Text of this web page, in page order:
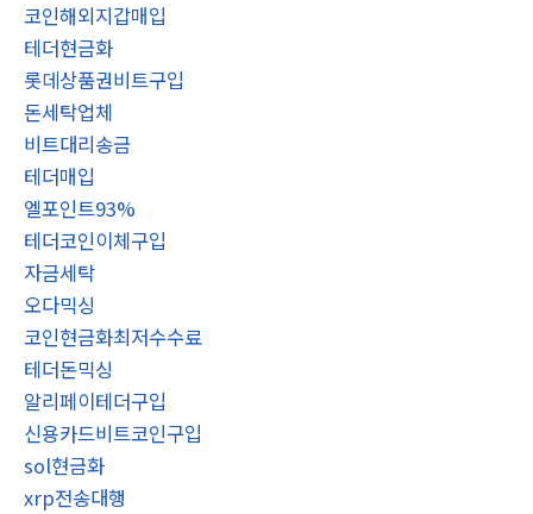
코인해외지갑매입
테더현금화
롯데상품권비트구입
돈세탁업체
비트대리송금
테더매입
엘포인트93%
테더코인이체구입
자금세탁
오다믹싱
코인현금화최저수수료
테더돈믹싱
알리페이테더구입
신용카드비트코인구입
sol현금화
xrp전송대행